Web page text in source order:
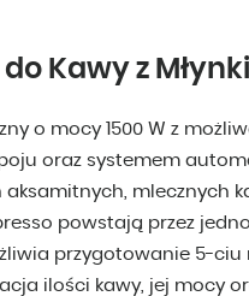
do Kawy z
o mocy 1500 W z
oraz systemem
mlecznych
powstają przez
przygotowanie 5-
ilości kawy, jej mocy